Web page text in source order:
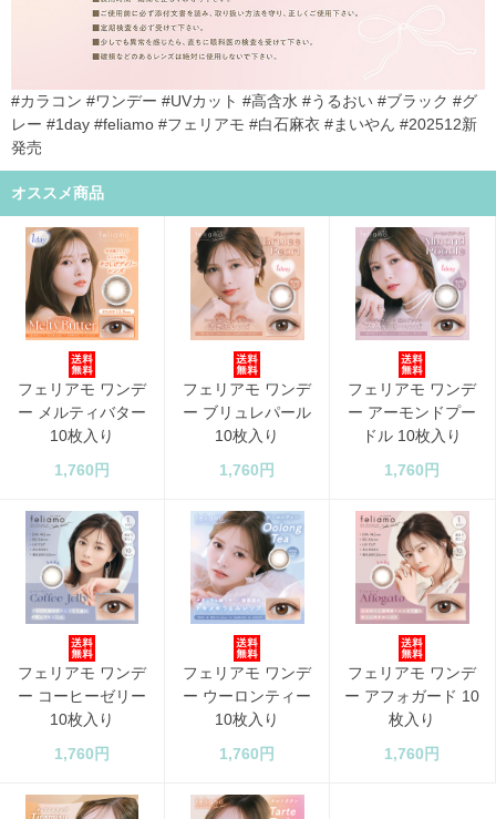
#カラコン #ワンデー #UVカット #高含水 #うるおい #ブラック #グ
レー #1day #feliamo #フェリアモ #白石麻衣 #まいやん #202512新
発売
オススメ商品
フェリアモ ワンデ
ー メルティバター
10枚入り
1,760円
フェリアモ ワンデ
ー ブリュレパール
10枚入り
1,760円
フェリアモ ワンデ
ー アーモンドプー
ドル 10枚入り
1,760円
フェリアモ ワンデ
ー コーヒーゼリー
10枚入り
1,760円
フェリアモ ワンデ
ー ウーロンティー
10枚入り
1,760円
フェリアモ ワンデ
ー アフォガード 10
枚入り
1,760円